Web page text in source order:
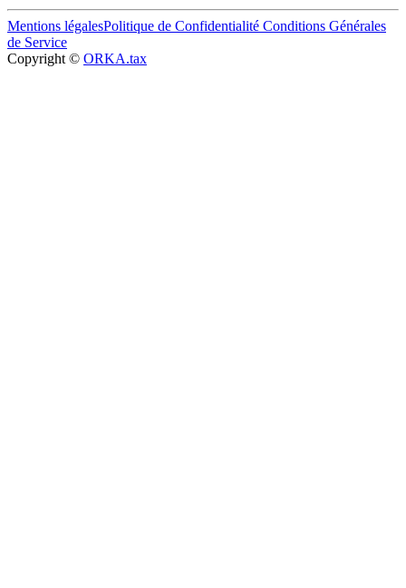
Mentions légalesPolitique de Confidentialité Conditions Générales
de Service
Copyright © ORKA.tax